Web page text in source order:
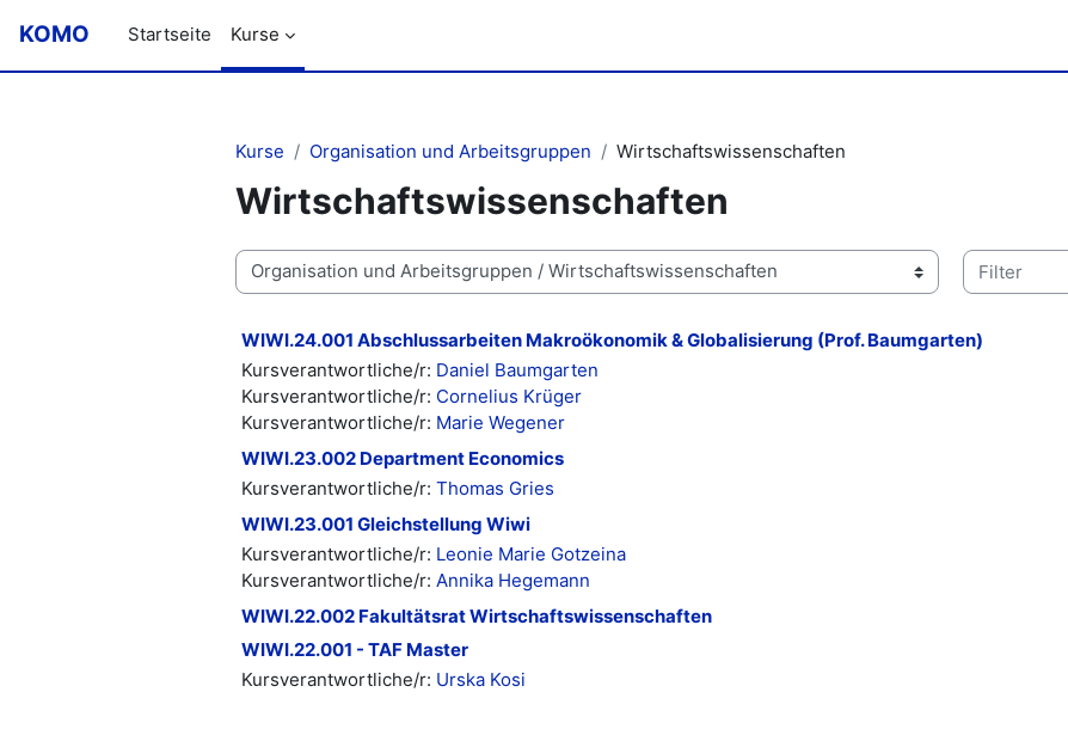
KOMO Startseite Kurse
Kurse Organisation und Arbeitsgruppen Wirtschaftswissenschaften
Wirtschaftswissenschaften
Kursbereiche
Kurse suchen
WIWI.24.001 Abschlussarbeiten Makroökonomik & Globalisierung (Prof. Baumgarten)
Kursverantwortliche/r: Daniel Baumgarten
Kursverantwortliche/r: Cornelius Krüger
Kursverantwortliche/r: Marie Wegener
WIWI.23.002 Department Economics
Kursverantwortliche/r:Thomas Gries
WIWI.23.001 Gleichstellung Wiwi
Kursverantwortliche/r: Leonie Marie Gotzeina
Kursverantwortliche/r: Annika Hegemann
WIWI.22.002 Fakultätsrat Wirtschaftswissenschaften
WIWI.22.001 - TAF Master
Kursverantwortliche/r: Urska Kosi